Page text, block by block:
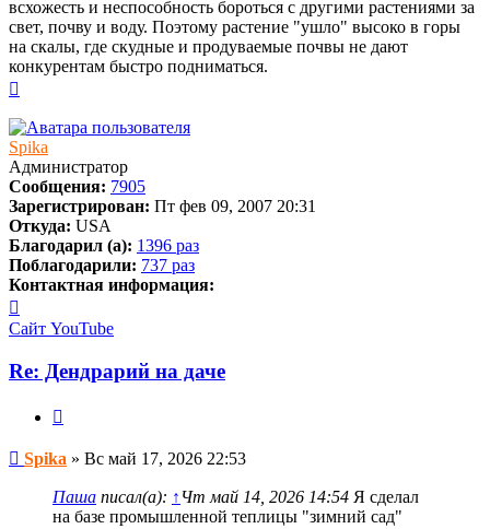
всхожесть и неспособность бороться с другими растениями за
свет, почву и воду. Поэтому растение "ушло" высоко в горы
на скалы, где скудные и продуваемые почвы не дают
конкурентам быстро подниматься.
началу
Spika
Администратор
Сообщения: 7905
Зарегистрирован: Пт фев 09, 2007 20:31
Откуда: USA
Благодарил (а): 1396 раз
Поблагодарили: 737 раз
Контактная информация:
информация
пользователя
Spika
Сайт YouTube
Re: Дендрарий на даче
Сообщение
Spika » Вс май 17, 2026 22:53
Паша писал(а): ↑Чт май 14, 2026 14:54 Я сделал
на базе промышленной теплицы "зимний сад"